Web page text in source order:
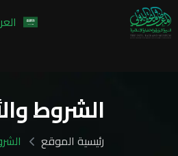
الشروط
رئيسية الموقع